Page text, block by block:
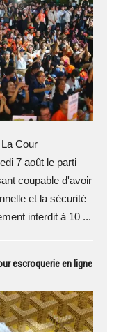
Cour
7 août le parti
coupable d'avoir
et la sécurité
interdit à 10 ...
escroquerie en ligne